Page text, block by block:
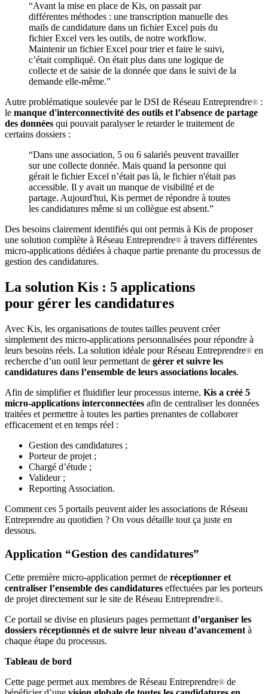
“Avant la mise en place de Kis, on passait par
différentes méthodes : une transcription manuelle des
mails de candidature dans un fichier Excel puis du
fichier Excel vers les outils, de notre workflow.
Maintenir un fichier Excel pour trier et faire le suivi,
c’était compliqué. On était plus dans une logique de
collecte et de saisie de la donnée que dans le suivi de la
demande elle-même.”
Autre problématique soulevée par le DSI de Réseau Entreprendre® :
le manque d'interconnectivité des outils et l’absence de partage
des données qui pouvait paralyser le retarder le traitement de
certains dossiers :
“Dans une association, 5 ou 6 salariés peuvent travailler
sur une collecte donnée. Mais quand la personne qui
gérait le fichier Excel n’était pas là, le fichier n'était pas
accessible. Il y avait un manque de visibilité et de
partage. Aujourd'hui, Kis permet de répondre à toutes
les candidatures même si un collègue est absent.”
Des besoins clairement identifiés qui ont permis à Kis de proposer
une solution complète à Réseau Entreprendre® à travers différentes
micro-applications dédiées à chaque partie prenante du processus de
gestion des candidatures.
La solution Kis : 5 applications
pour gérer les candidatures
Avec Kis, les organisations de toutes tailles peuvent créer
simplement des micro-applications personnalisées pour répondre à
leurs besoins réels. La solution idéale pour Réseau Entreprendre® en
recherche d’un outil leur permettant de gérer et suivre les
candidatures dans l’ensemble de leurs associations locales.
Afin de simplifier et fluidifier leur processus interne, Kis a créé 5
micro-applications interconnectées afin de centraliser les données
traitées et permettre à toutes les parties prenantes de collaborer
efficacement et en temps réel :
Gestion des candidatures ;
Porteur de projet ;
Chargé d’étude ;
Valideur ;
Reporting Association.
Comment ces 5 portails peuvent aider les associations de Réseau
Entreprendre au quotidien ? On vous détaille tout ça juste en
dessous.
Application “Gestion des candidatures”
Cette première micro-application permet de réceptionner et
centraliser l’ensemble des candidatures effectuées par les porteurs
de projet directement sur le site de Réseau Entreprendre®.
Ce portail se divise en plusieurs pages permettant d’organiser les
dossiers réceptionnés et de suivre leur niveau d’avancement à
chaque étape du processus.
Tableau de bord
Cette page permet aux membres de Réseau Entreprendre® de